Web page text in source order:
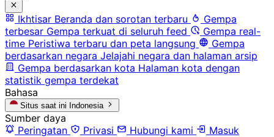
Ikhtisar Beranda dan sorotan terbaru
Gempa
terbesar Gempa terkuat di seluruh feed
Gempa real-
time Peristiwa terbaru dan peta langsung
Gempa
berdasarkan negara Jelajahi negara dan halaman arsip
Gempa berdasarkan kota Halaman kota dengan
statistik gempa terdekat
Bahasa
Situs saat ini Indonesia
Sumber daya
Peringatan
Privasi Hubungi kami
Masuk